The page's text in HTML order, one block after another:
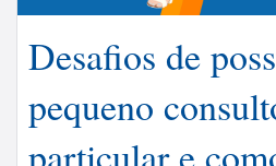
Desafios de
pequeno